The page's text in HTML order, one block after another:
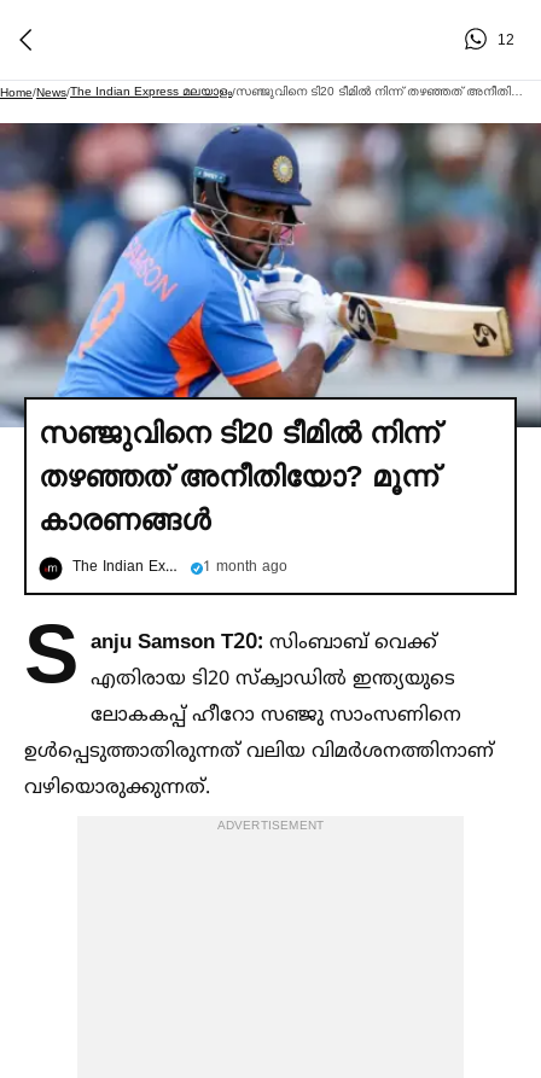
12
Home/News/The Indian Express മലയാളം/
സഞ്ജുവിനെ ടി20 ടീമില്‍ നിന്ന്
തഴഞ്ഞത് അനീതിയോ? മൂന്ന്
കാരണങ്ങള്‍
The Indian Express മലയാളം 1 month ago
S anju Samson T20: സിംബാബ് വെക്ക്
എതിരായ ടി20 സ്ക്വാഡില്‍ ഇന്ത്യയുടെ
ലോകകപ്പ് ഹീറോ സഞ്ജു സാംസണിനെ
ഉള്‍പ്പെടുത്താതിരുന്നത് വലിയ വിമർശനത്തിനാണ്
വഴിയൊരുക്കുന്നത്.
ADVERTISEMENT